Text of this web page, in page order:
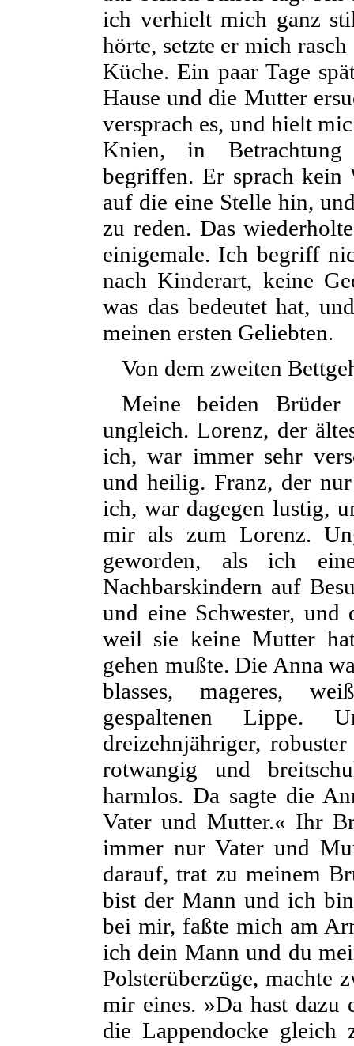
ich verhielt mich ganz
hörte, setzte er mich
Küche. Ein paar Tage
Hause und die Mutter
versprach es, und hielt
Knien, in Betrachtung
begriffen. Er sprach kein
auf die eine Stelle hin,
zu reden. Das
einigemale. Ich begriff
nach Kinderart, keine
was das bedeutet hat,
meinen ersten Geliebten.
Von dem zweiten
Meine beiden
ungleich. Lorenz, der
ich, war immer sehr
und heilig. Franz, der
ich, war dagegen lustig,
mir als zum Lorenz.
geworden, als ich
Nachbarskindern auf
und eine Schwester,
weil sie keine Mutter
gehen mußte. Die Anna
blasses, mageres,
gespaltenen
dreizehnjähriger,
rotwangig und
harmlos. Da sagte die
Vater und Mutter.« Ihr
immer nur Vater und
darauf, trat zu meinem
bist der Mann und ich
bei mir, faßte mich am
ich dein Mann und du
Polsterüberzüge, machte
mir eines. »Da hast dazu
die Lappendocke gleich